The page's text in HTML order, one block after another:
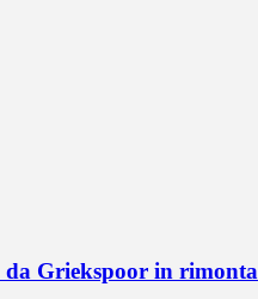
Griekspoor in rimonta